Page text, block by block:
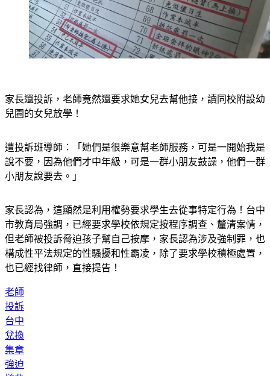
家長還投訴，老師竟然還要求她女兒去幫他接，讀同校附設幼
兒園的女兒放學！
遭投訴班導師：「她們是很樂意幫老師服務，可是一開始我是
說不要，因為他們才中年級，可是一群小朋友鼓譟，他們一群
小朋友說要去。」
家長認為，這顯然是利用權勢要求學生去從事特定行為！台中
市教育局強調，已經要求學校依規定按程序調查、釐清案情，
但老師被投訴脅迫孩子幫自己按摩，家長認為涉及強制罪，也
構成性平法規定的性騷擾和性霸凌，除了要求學校積極處置，
也已經找律師，直接提告！
老師
投訴
台中
兌換
集章
強迫